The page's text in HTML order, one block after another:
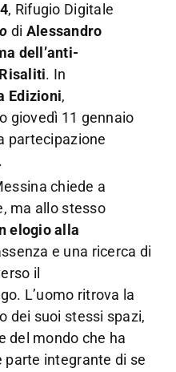
, Rifugio Digitale
di Alessandro
dell’anti-
. In
Edizioni,
giovedì 11 gennaio
partecipazione
chiede a
ma allo stesso
elogio alla
e una ricerca di
il
L’uomo ritrova la
dei suoi stessi spazi,
del mondo che ha
parte integrante di se